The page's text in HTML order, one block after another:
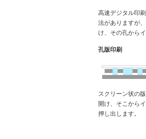
高速デジタル印
法がありますが
け、その孔から
孔版印刷
スクリーン状の
開け、そこから
押し出します。